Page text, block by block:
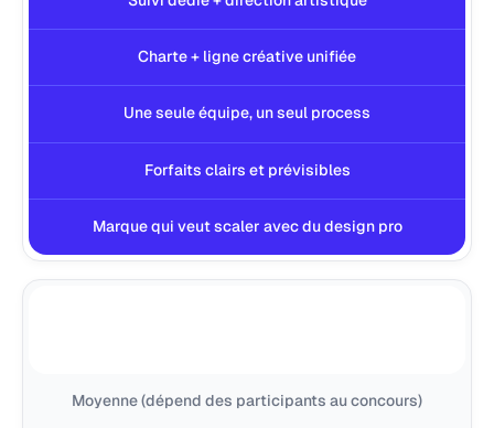
Charte + ligne créative unifiée
Une seule équipe, un seul process
Forfaits clairs et prévisibles
Marque qui veut scaler avec du design pro
Moyenne (dépend des participants au concours)